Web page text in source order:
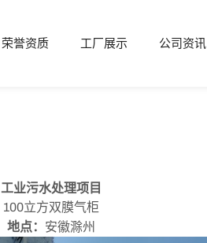
荣誉资质 工厂展示 公司资讯
工业污水处理项目
100立方双膜气柜
地点： 安徽滁州